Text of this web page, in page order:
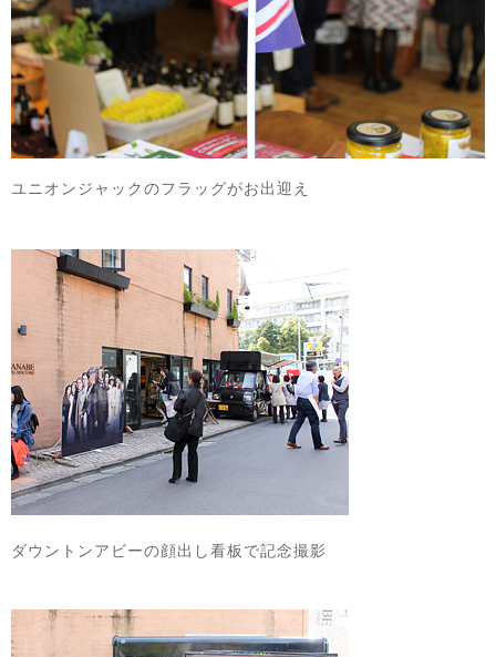
ユニオンジャックのフラッグがお出迎え
ダウントンアビーの顔出し看板で記念撮影